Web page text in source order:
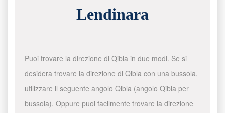
Lendinara
Puoi trovare la direzione di Qibla in due modi. Se si
desidera trovare la direzione di Qibla con una bussola,
utilizzare il seguente angolo Qibla (angolo Qibla per
bussola). Oppure puoi facilmente trovare la direzione